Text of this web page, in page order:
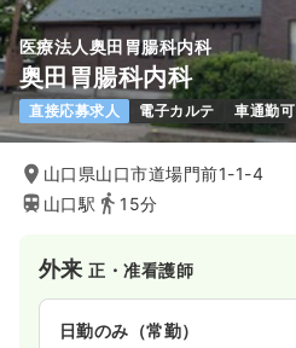
医療法人奥田胃腸科内科
奥田胃腸科内科
直接応募求人 電子カルテ 車通勤可
山口県山口市道場門前1-1-4
山口駅
15分
外来正・准看護師
日勤のみ（常勤）